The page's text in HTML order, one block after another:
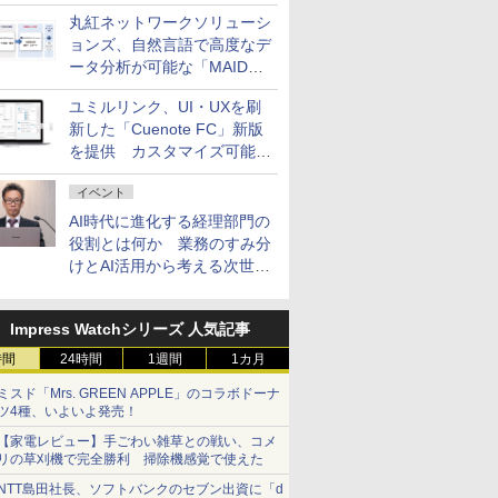
ム契約ツリー」を追加
丸紅ネットワークソリューシ
ョンズ、自然言語で高度なデ
ータ分析が可能な「MAIDOA
AI ASSIST」を9月より提供
ユミルリンク、UI・UXを刷
新した「Cuenote FC」新版
を提供 カスタマイズ可能な
ダッシュボード画面を搭載
イベント
AI時代に進化する経理部門の
役割とは何か 業務のすみ分
けとAI活用から考える次世代
Impress Watchシリーズ 人気記事
24時間 1週間 1カ月
スド「Mrs. GREEN APPLE」のコラボドーナ
4種、いよいよ発売！
家電レビュー】手ごわい雑草との戦い、コメ
の草刈機で完全勝利 掃除機感覚で使えた
島田社長、ソフトバンクのセブン出資に「d